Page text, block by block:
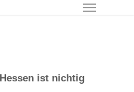
ist nichtig